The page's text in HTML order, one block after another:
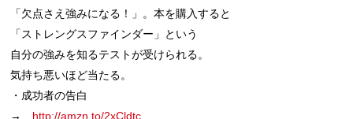
「欠点さえ強みになる！」。本を購入すると
「ストレングスファインダー」という
自分の強みを知るテストが受けられる。
気持ち悪いほど当たる。
・成功者の告白
→ http://amzn.to/2xCldtc